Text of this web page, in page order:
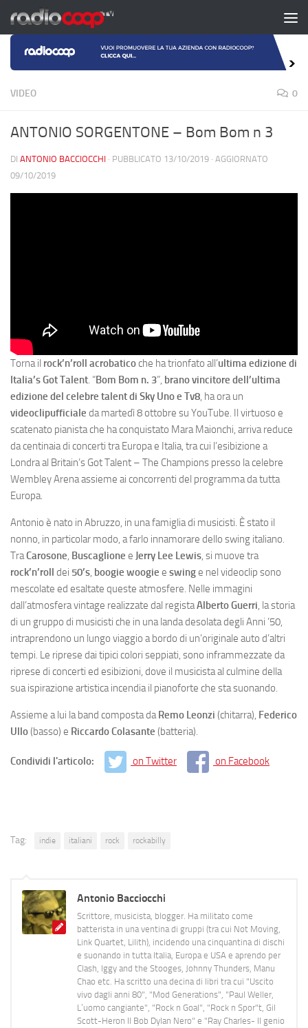
Salta al contenuto
VIDEO 0
ANTONIO SORGENTONE – Bom Bom n 3
DI ANTONIO BACCIOCCHI · PUBBLICATO 13/10/2019 · AGGIORNATO
09/10/2019
Torna il rock’n’roll acrobaticoche ha trionfato all’ultima edizione di
Italia’s Got Talent. “Bom Bom n. 3”, brano vincitore dell’ultima
edizione del celebre talent di Sky Uno e Tv8, ha ora un
videoclipufficiale da martedì 8 ottobre su YouTube. Il virtuoso e
scatenato pianista che ha conquistato Mara Maionchi, arriva reduce
da centinaia di concerti tra Europa e Italia, tra cui l’esibizione a
Londra al Britain’s Got Talent – The Champions presso la celebre
Wembley Arena assieme ai concorrenti del programma da tutta
Europa.
Antonio è nato in Abruzzo, in una famiglia di musicisti. È stato il
nonno, in particolar modo, a farlo innamorare dello swing italiano.
TraCarosone, Buscaglione e Jerry Lee Lewis, si muove tra
rock’n’roll dei 50’s, boogie woogie e swinge nel videoclip sono
mescolate ed esaltate queste atmosfere. Nelle immagini
dall’atmosfera vintage realizzate dal registaAlberto Guerri, la storia
di un gruppo di musicisti che in una landa desolata degli Anni ’50,
intraprendono un lungo viaggio a bordo di un’originale auto d’altri
tempi. Le riprese dai tipici colori seppiati, sono inframmezzate da
riprese di concerti ed esibizioni, dove il musicista al culmine della
sua ispirazione artistica incendia il pianoforte che sta suonando.
Assieme a lui la band composta daRemo Leonzi (chitarra), Federico
Ullo(basso) e RiccardoColasante (batteria).
Condividi l'articolo: on Twitter on Facebook
Tag: indie italiani rock rockabilly
Antonio Bacciocchi
Scrittore, musicista, blogger. Ha militato come
batterista in una ventina di gruppi (tra cui Not Moving,
Link Quartet, Lilith), incidendo una cinquantina di dischi
e suonando in tutta Italia, Europa e USA e aprendo per
Clash, Iggy and the Stooges, Johnny Thunders, Manu
Chao etc. Ha scritto una decina di libri tra cui "Uscito
vivo dagli anni 80", "Mod Generations", "Paul Weller,
L’uomo cangiante", "Rock n Goal", "Rock n Spor"t, Gil
Scott-Heron Il Bob Dylan Nero" e "Ray Charles- Il genio